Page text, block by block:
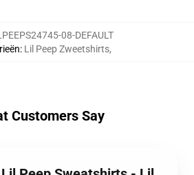
08-DEFAULT
: Lil Peep Zweetshirts,
Customers Say